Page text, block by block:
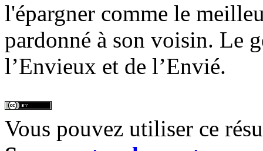
l'épargner comme le
pardonné à son voisin. Le
l’Envieux et de l’Envié.
Vous pouvez utiliser ce